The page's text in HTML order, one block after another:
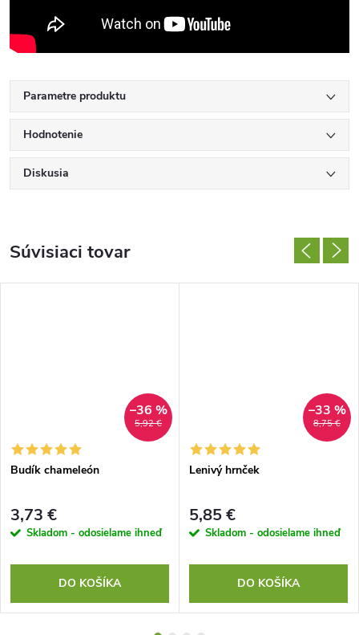
Parametre produktu
Hodnotenie
Diskusia
Súvisiaci tovar
5,92 €
–36 %
Budík chameleón
3,73 €
Skladom - odosielame ihneď
DO KOŠÍKA
8,75 €
–33 %
Lenivý hrnček
5,85 €
Skladom - odosielame ihneď
DO KOŠÍKA